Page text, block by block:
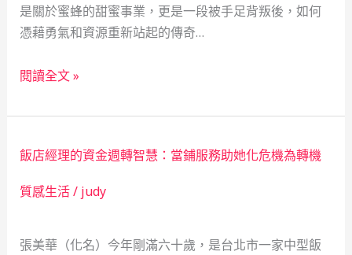
鬥：
手
同
共
奇
蹟
是關於蜜蜂的甜蜜事業，更是一段被手足背叛後，如何
憑藉勇氣和資源重新站起的傳奇…
蜂
雲
一
位
養
人
閱讀全文 »
飯店經理的資金週轉智慧：當鋪服務助她化危機為轉機
質感生活/ judy
張美華（化名）今年剛滿六十歲，是台北市一家中型飯